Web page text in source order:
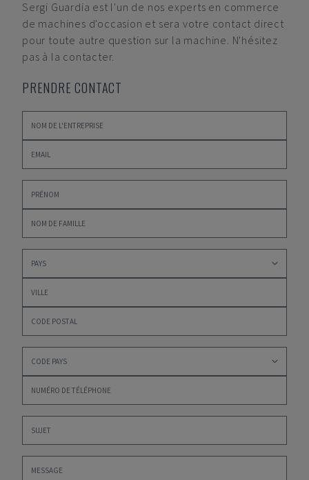
Sergi Guardia est l'un de nos experts en commerce
de machines d'occasion et sera votre contact direct
pour toute autre question sur la machine. N'hésitez
pas à la contacter.
PRENDRE CONTACT